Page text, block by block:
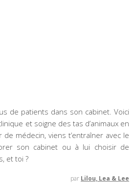
de patients dans son cabinet. Voici
et soigne des tas d’animaux en
médecin, viens t’entraîner avec le
son cabinet ou à lui choisir de
et toi ?
par Lilou, Lea & Lee